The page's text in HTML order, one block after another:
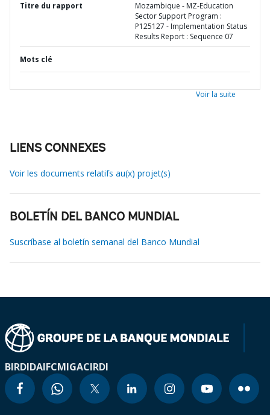
Titre du rapport
Mozambique - MZ-Education
Sector Support Program :
P125127 - Implementation Status
Results Report : Sequence 07
Mots clé
Voir la suite
LIENS CONNEXES
Voir les documents relatifs au(x) projet(s)
BOLETÍN DEL BANCO MUNDIAL
Suscríbase al boletín semanal del Banco Mundial
BIRDIDAIFCMIGACIRDI